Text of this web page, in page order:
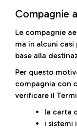
Compagnie
Le compagnie
ma in alcuni
base alla
Per questo
compagnia con
verificare il
la carta
i sistemi